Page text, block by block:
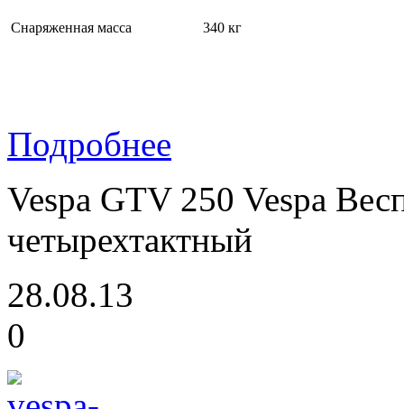
Снаряженная масса 340 кг
Подробнее
Vespa GTV 250 Vespa
четырехтактный
28.08.13
0